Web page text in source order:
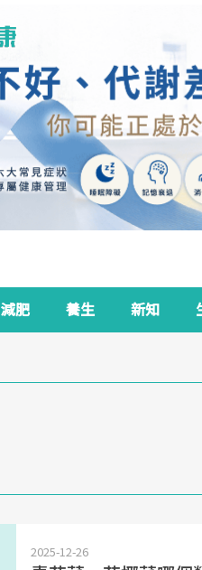
減肥 養生 新知
2025-12-26